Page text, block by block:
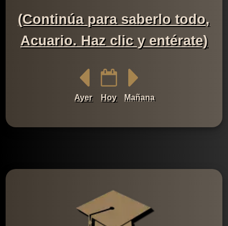
(Continúa para saberlo todo,
Acuario. Haz clic y entérate)
Ayer Hoy Mañana